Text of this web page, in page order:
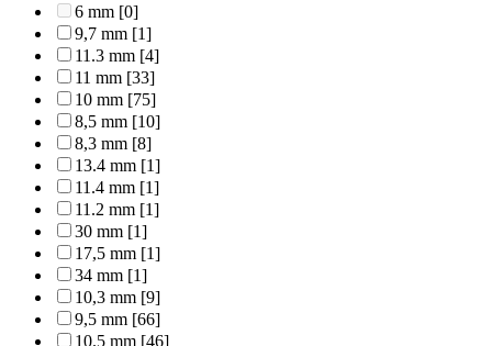
6 mm [0]
9,7 mm [1]
11.3 mm [4]
11 mm [33]
10 mm [75]
8,5 mm [10]
8,3 mm [8]
13.4 mm [1]
11.4 mm [1]
11.2 mm [1]
30 mm [1]
17,5 mm [1]
34 mm [1]
10,3 mm [9]
9,5 mm [66]
10.5 mm [46]